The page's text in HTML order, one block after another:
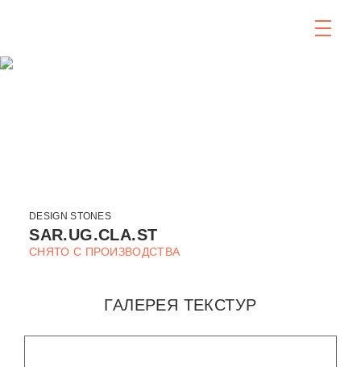
DESIGN STONES
SAR.UG.CLA.ST
СНЯТО С ПРОИЗВОДСТВА
ГАЛЕРЕЯ ТЕКСТУР